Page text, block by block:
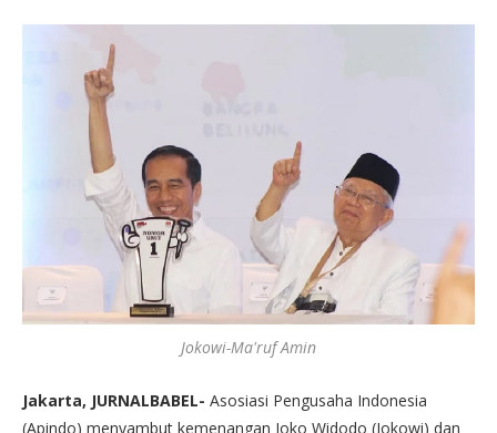
Jokowi-Ma'ruf Amin
Jakarta, JURNALBABEL- Asosiasi Pengusaha Indonesia
(Apindo) menyambut kemenangan Joko Widodo (Jokowi) dan